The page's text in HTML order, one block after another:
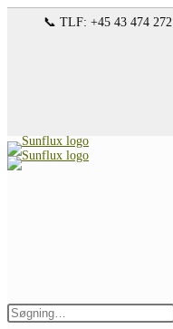
📞 TLF: +45 43 474 272